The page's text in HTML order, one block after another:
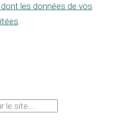
les données de vos